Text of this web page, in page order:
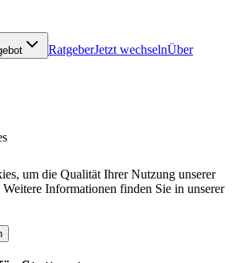
RatgeberJetzt wechselnÜber
um die Qualität Ihrer Nutzung unserer
Weitere Informationen finden Sie in unserer